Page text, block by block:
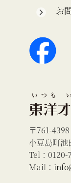
お
〒761-
小豆島町池
Tel：0120-
Mail：